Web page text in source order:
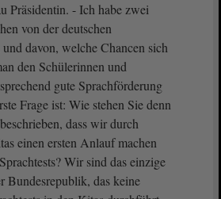
Präsidentin. - Ich habe zwei
von der deutschen
davon, welche Chancen sich
den Schülerinnen und
gute Sprachförderung
Frage ist: Wie stehen Sie denn
dass wir durch
einen ersten Anlauf machen
Wir sind das einzige
Bundesrepublik, das keine